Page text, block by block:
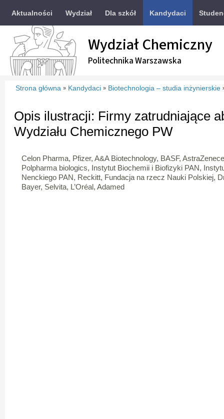
Aktualności Wydział Dla szkół Kandydaci
Wydział Chemiczny
Politechnika Warszawska
Strona główna » Kandydaci » Biotechnologia – studia inżynierskie
Opis ilustracji: Firmy zatrudniające
Wydziału Chemicznego PW
Celon Pharma, Pfizer, A&A Biotechnology, BASF,
Polpharma biologics, Instytut Biochemii i Biofizyki PAN,
Nenckiego PAN, Reckitt, Fundacja na rzecz Nauki Polskiej,
Bayer, Selvita, L’Oréal, Adamed